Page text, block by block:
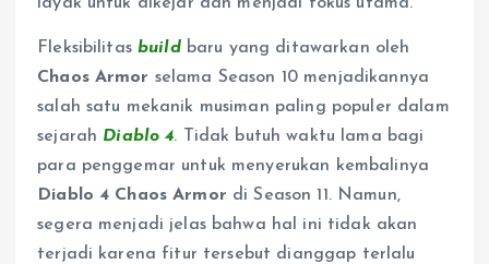
Fleksibilitasbuildbaru yang ditawarkan oleh
Chaos Armor selama Season 10 menjadikannya
salah satu mekanik musiman paling populer dalam
sejarah Diablo 4. Tidak butuh waktu lama bagi
para penggemar untuk menyerukan kembalinya
Diablo 4 Chaos Armor di Season 11. Namun,
segera menjadi jelas bahwa hal ini tidak akan
terjadi karena fitur tersebut dianggap terlalu